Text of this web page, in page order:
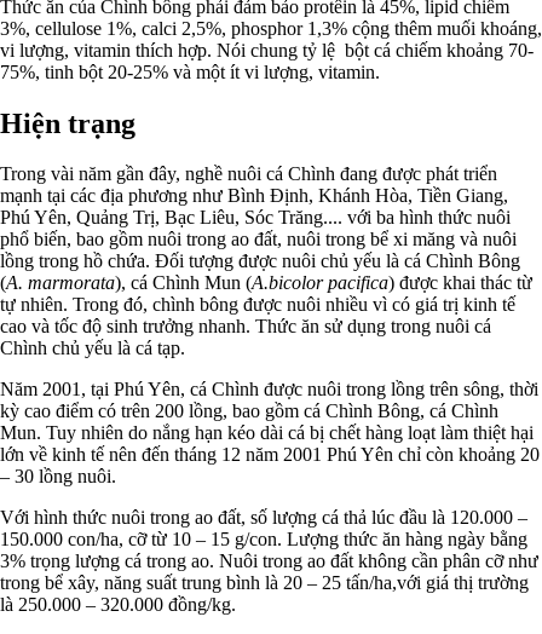
Thức ăn của Chình bông phải đảm bảo protêin là 45%, lipid chiếm
3%, cellulose 1%, calci 2,5%, phosphor 1,3% cộng thêm muối khoáng,
vi lượng, vitamin thích hợp. Nói chung tỷ lệ bột cá chiếm khoảng 70-
75%, tinh bột 20-25% và một ít vi lượng, vitamin.
Hiện trạng
Trong vài năm gần đây, nghề nuôi cá Chình đang được phát triển
mạnh tại các địa phương như Bình Định, Khánh Hòa, Tiền Giang,
Phú Yên, Quảng Trị, Bạc Liêu, Sóc Trăng.... với ba hình thức nuôi
phổ biến, bao gồm nuôi trong ao đất, nuôi trong bể xi măng và nuôi
lồng trong hồ chứa. Đối tượng được nuôi chủ yếu là cá Chình Bông
(A. marmorata), cá Chình Mun (A.bicolor pacifica) được khai thác từ
tự nhiên. Trong đó, chình bông được nuôi nhiều vì có giá trị kinh tế
cao và tốc độ sinh trưởng nhanh. Thức ăn sử dụng trong nuôi cá
Chình chủ yếu là cá tạp.
Năm 2001, tại Phú Yên, cá Chình được nuôi trong lồng trên sông, thời
kỳ cao điểm có trên 200 lồng, bao gồm cá Chình Bông, cá Chình
Mun. Tuy nhiên do nắng hạn kéo dài cá bị chết hàng loạt làm thiệt hại
lớn về kinh tế nên đến tháng 12 năm 2001 Phú Yên chỉ còn khoảng 20
– 30 lồng nuôi.
Với hình thức nuôi trong ao đất, số lượng cá thả lúc đầu là 120.000 –
150.000 con/ha, cỡ từ 10 – 15 g/con. Lượng thức ăn hàng ngày bằng
3% trọng lượng cá trong ao. Nuôi trong ao đất không cần phân cỡ như
trong bể xây, năng suất trung bình là 20 – 25 tấn/ha,với giá thị trường
là 250.000 – 320.000 đồng/kg.